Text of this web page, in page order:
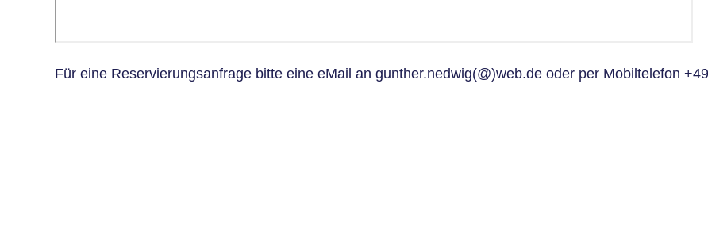
Für eine Reservierungsanfrage bitte eine eMail an gunther.nedwig(@)web.de oder per Mobiltelefon